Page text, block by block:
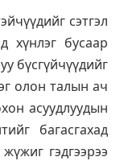
сэтгэл
хүнлэг бусаар
бүсгүйчүүдийг
олон талын ач
асуудлуудын
багасгахад
гэдгээрээ